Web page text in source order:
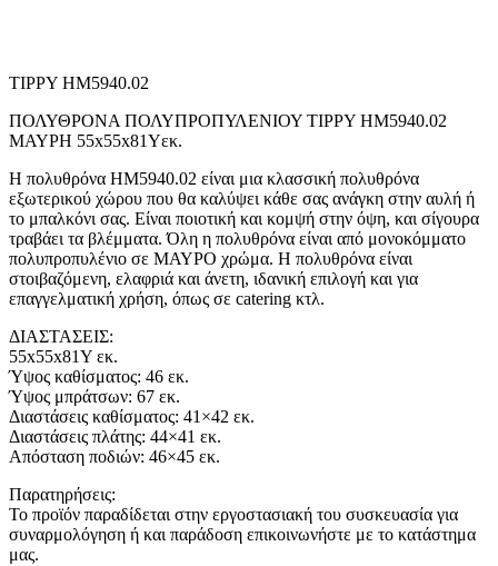
TIPPY HM5940.02
ΠΟΛΥΘΡΟΝΑ ΠΟΛΥΠΡΟΠΥΛΕΝΙΟΥ TIPPY HM5940.02
ΜΑΥΡΗ 55x55x81Υεκ.
Η πολυθρόνα ΗΜ5940.02 είναι μια κλασσική πολυθρόνα
εξωτερικού χώρου που θα καλύψει κάθε σας ανάγκη στην αυλή ή
το μπαλκόνι σας. Είναι ποιοτική και κομψή στην όψη, και σίγουρα
τραβάει τα βλέμματα. Όλη η πολυθρόνα είναι από μονοκόμματο
πολυπροπυλένιο σε ΜΑΥΡΟ χρώμα. Η πολυθρόνα είναι
στοιβαζόμενη, ελαφριά και άνετη, ιδανική επιλογή και για
επαγγελματική χρήση, όπως σε catering κτλ.
ΔΙΑΣΤΑΣΕΙΣ:
55x55x81Υ εκ.
Ύψος καθίσματος: 46 εκ.
Ύψος μπράτσων: 67 εκ.
Διαστάσεις καθίσματος: 41×42 εκ.
Διαστάσεις πλάτης: 44×41 εκ.
Απόσταση ποδιών: 46×45 εκ.
Παρατηρήσεις:
Το προϊόν παραδίδεται στην εργοστασιακή του συσκευασία για
συναρμολόγηση ή και παράδοση επικοινωνήστε με το κατάστημα
μας.